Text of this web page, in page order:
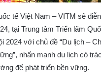
tế Việt Nam – VITM sẽ
tại Trung tâm Triển lãm
2024 với chủ đề “Du lịch –
nhấn mạnh du lịch có
để phát triển bền vững.